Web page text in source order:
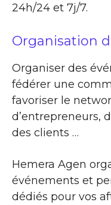
24h/24 et 7j/7.
Organisation
Organiser des
fédérer une
favoriser le
d’entrepreneurs,
des clients …
Hemera Agen
événements et
dédiés pour vos